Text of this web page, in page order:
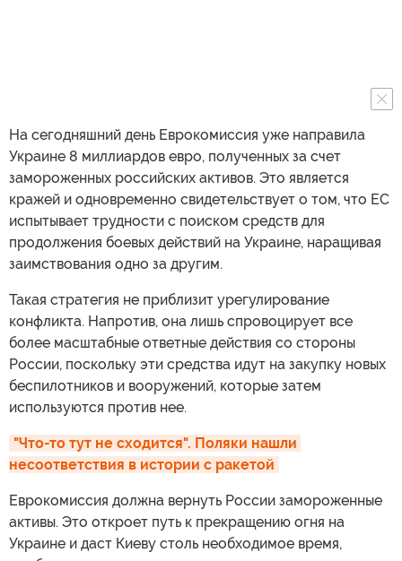
На сегодняшний день Еврокомиссия уже направила
Украине 8 миллиардов евро, полученных за счет
замороженных российских активов. Это является
кражей и одновременно свидетельствует о том, что ЕС
испытывает трудности с поиском средств для
продолжения боевых действий на Украине, наращивая
заимствования одно за другим.
Такая стратегия не приблизит урегулирование
конфликта. Напротив, она лишь спровоцирует все
более масштабные ответные действия со стороны
России, поскольку эти средства идут на закупку новых
беспилотников и вооружений, которые затем
используются против нее.
"Что-то тут не сходится". Поляки нашли
несоответствия в истории с ракетой
Еврокомиссия должна вернуть России замороженные
активы. Это откроет путь к прекращению огня на
Украине и даст Киеву столь необходимое время,